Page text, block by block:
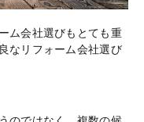
ム会社選びもとても重
なリフォーム会社選び